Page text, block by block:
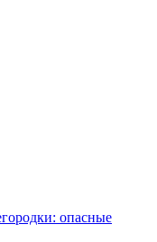
опасные